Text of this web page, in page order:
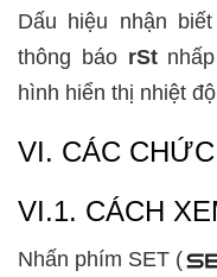
Dấu hiệu nhận
thông báo rStnhấp
hình hiển thị nhiệt
VI. CÁC
VI.1. CÁCH
Nhấn phím SET (